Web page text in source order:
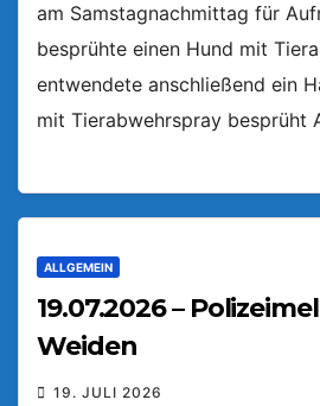
am Samstagnachmittag für
besprühte einen Hund mit
entwendete anschließend ein
mit Tierabwehrspray besprüht
ALLGEMEIN
19.07.2026 –
Weiden
19. JULI 2026